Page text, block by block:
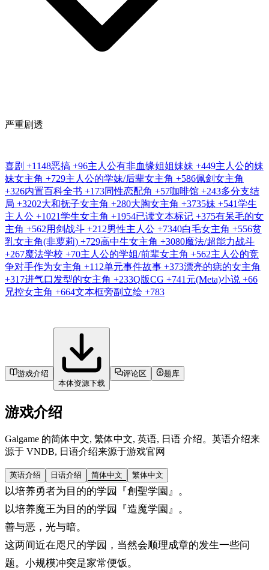
严重剧透
喜剧 +1148恶搞 +96主人公有非血缘姐姐妹妹 +449主人公的妹
妹女主角 +729主人公的学妹/后辈女主角 +586佩剑女主角
+326内置百科全书 +173同性恋配角 +57咖啡馆 +243多分支结
局 +3202大和抚子女主角 +280大胸女主角 +3735妹 +541学生
主人公 +1021学生女主角 +1954已读文本标记 +375有呆毛的女
主角 +562用剑战斗 +212男性主人公 +7340白毛女主角 +556贫
乳女主角(非萝莉) +729高中生女主角 +3080魔法/超能力战斗
+267魔法学校 +70主人公的学姐/前辈女主角 +562主人公的竞
争对手作为女主角 +112单元事件故事 +373漂亮的痣的女主角
+317进气口发型的女主角 +233Q版CG +741 元(Meta)小说 +66
兄控女主角 +664文本框旁副立绘 +783
游戏介绍
本体资源下载
评论区 题库
游戏介绍
Galgame 的简体中文, 繁体中文, 英语, 日语 介绍。英语介绍来
源于 VNDB, 日语介绍来源于游戏官网
英语介绍 日语介绍 简体中文 繁体中文
以培养勇者为目的的学园『創聖学園』。
以培养魔王为目的的学园『造魔学園』。
善与恶，光与暗。
这两间近在咫尺的学园，当然会顺理成章的发生一些问
题。小规模冲突是家常便饭。